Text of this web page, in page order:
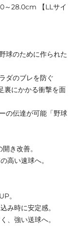
～28.0cm 【LLサイ
球のために作られた
ダのブレを防ぐ
裏にかかる衝撃を面
の伝達が可能「野球
き改善。
高い速球へ。
。
み時に安定感。
、強い送球へ。